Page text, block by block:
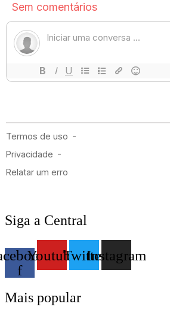
Siga a Central
f
YoutubeTwitterInstagram
Mais popular